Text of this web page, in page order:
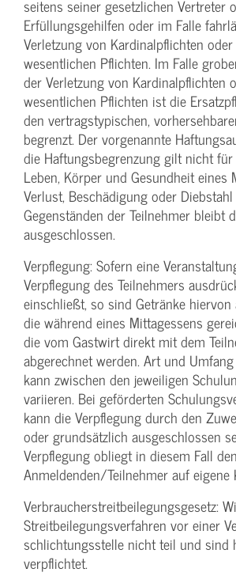
seitens seiner gesetzlichen Vertreter
Erfüllungsgehilfen oder im Falle
Verletzung von Kardinalpflichten
wesentlichen Pflichten. Im Falle
der Verletzung von Kardinalpflichten
wesentlichen Pflichten ist die
den vertragstypischen,
begrenzt. Der vorgenannte
die Haftungs­begrenzung gilt nicht für
Leben, Körper und Gesundheit eines
Verlust, Beschädigung oder
Gegenständen der Teilnehmer bleibt
ausgeschlossen.
Verpflegung: Sofern eine
Verpflegung des Teilnehmers
einschließt, so sind Getränke hiervon
die während eines Mittagessens
die vom Gastwirt direkt mit dem
abgerechnet werden. Art und
kann zwischen den jeweiligen
variieren. Bei geförderten
kann die Verpflegung durch den
oder grundsätzlich ausgeschlossen
Verpflegung obliegt in diesem Fall
Anmeldenden/­Teilnehmer auf eigene
Verbraucher­streitbeilegungs­gesetz:
Streit­beilegungs­verfahren vor einer
schlichtungs­stelle nicht teil und sind
verpflichtet.